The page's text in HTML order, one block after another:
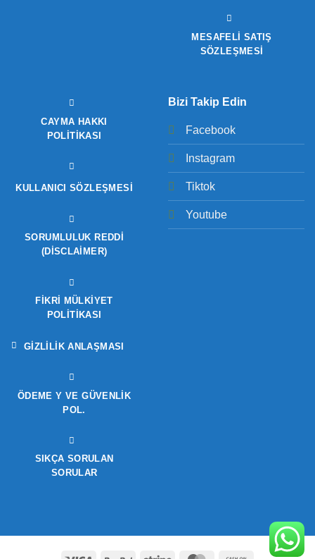
MESAFELİ SATIŞ
SÖZLEŞMESİ
CAYMA HAKKI
POLITIKASI
KULLANICI SÖZLEŞMESI
SORUMLULUK REDDI
(DISCLAIMER)
FIKRI MÜLKIYET
POLITIKASI
GIZLILIK ANLAŞMASI
ÖDEME Y VE GÜVENLIK
POL.
SIKÇA SORULAN
SORULAR
Bizi Takip Edin
Facebook
Instagram
Tiktok
Youtube